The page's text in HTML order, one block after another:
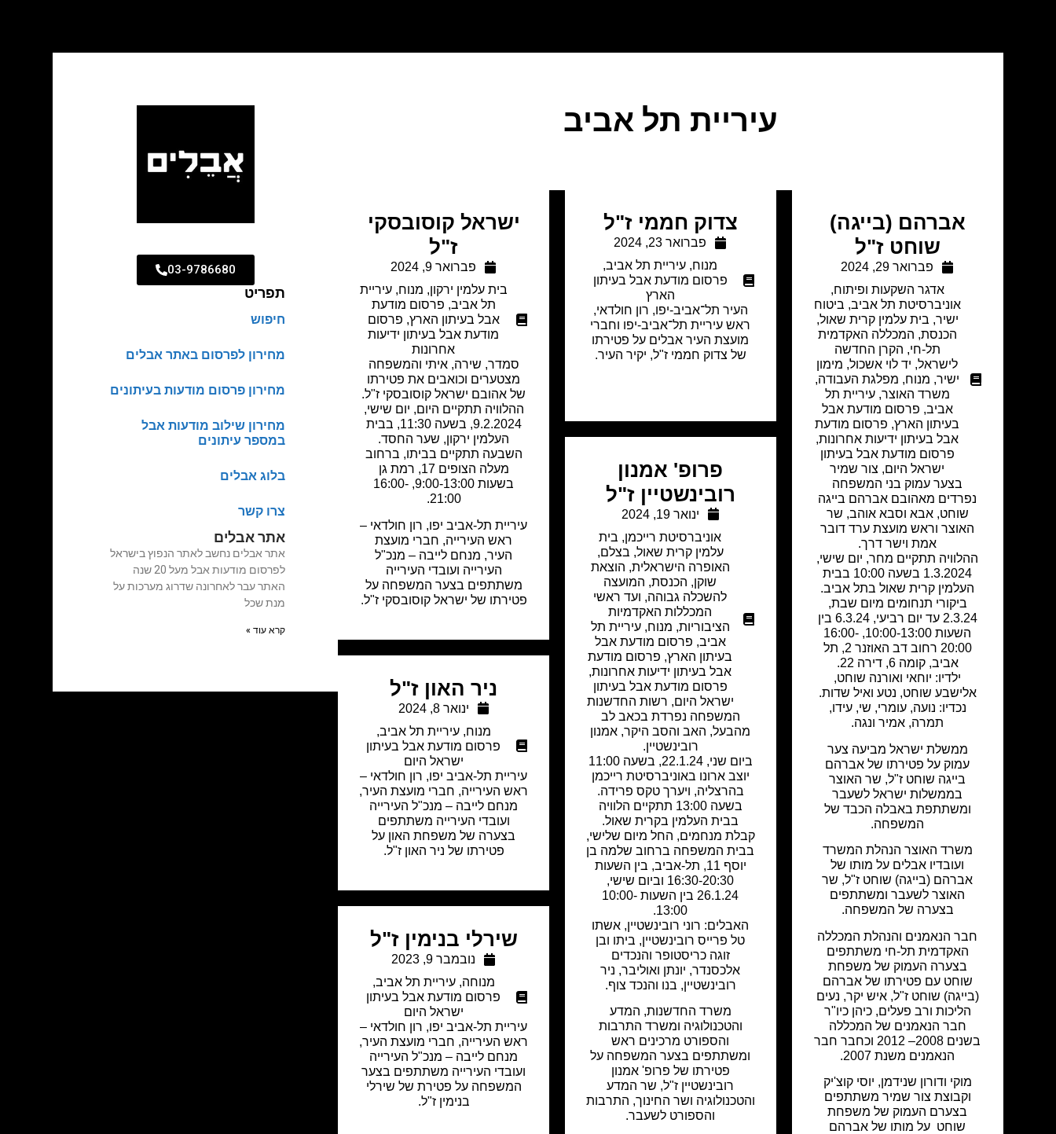
עיריית תל אביב
אברהם (בייגה)
שוחט ז"ל
פברואר 29, 2024
אדגר השקעות ופיתוח,
אוניברסיטת תל אביב, ביטוח
ישיר, בית עלמין קרית שאול,
הכנסת, המכללה האקדמית
תל-חי, הקרן החדשה
לישראל, יד לוי אשכול, מימון
ישיר, מנוח, מפלגת העבודה,
משרד האוצר,עיריית תל
אביב, פרסום מודעת אבל
בעיתון הארץ, פרסום מודעת
אבל בעיתון ידיעות אחרונות,
פרסום מודעת אבל בעיתון
ישראל היום, צור שמיר
בצער עמוק בני המשפחה
נפרדים מאהובם אברהם בייגה
שוחט, אבא וסבא אוהב, שר
האוצר וראש מועצת ערד דובר
אמת וישר דרך.
ההלוויה תתקיים מחר, יום שישי,
1.3.2024 בשעה 10:00 בבית
העלמין קרית שאול בתל אביב.
ביקורי תנחומים מיום שבת,
2.3.24 עד יום רביעי, 6.3.24 בין
השעות 10:00-13:00, 16:00-
20:00 רחוב דב האוזנר 2, תל
אביב, קומה 6, דירה 22.
ילדיו: יוחאי ואורנה שוחט,
אלישבע שוחט, נטע ואיל שדות.
נכדיו: נועה, עומרי, שי, עידו,
תמרה, אמיר ונגה.
ממשלת ישראל מביעה צער
עמוק על פטירתו של אברהם
בייגה שוחט ז"ל, שר האוצר
בממשלות ישראל לשעבר
ומשתתפת באבלה הכבד של
המשפחה.
משרד האוצר הנהלת המשרד
ועובדיו אבלים על מותו של
אברהם (בייגה) שוחט ז"ל, שר
האוצר לשעבר ומשתתפים
בצערה של המשפחה.
חבר הנאמנים והנהלת המכללה
האקדמית תל-חי משתתפים
בצערה העמוק של משפחת
שוחט עם פטירתו של אברהם
(בייגה) שוחט ז"ל, איש יקר, נעים
הליכות ורב פעלים, כיהן כיו"ר
חבר הנאמנים של המכללה
בשנים 2008– 2012 וכחבר חבר
הנאמנים משנת 2007.
מוקי ודורון שנידמן, יוסי קוצ'יק
וקבוצת צור שמיר משתתפים
בצערם העמוק של משפחת
שוחט על מותו של אברהם
צדוק חממי ז"ל
פברואר 23, 2024
מנוח, עיריית תל אביב,
פרסום מודעת אבל בעיתון
הארץ
העיר תל־אביב-יפו, רון חולדאי,
ראש עיריית תל־אביב-יפו וחברי
מועצת העיר אבלים על פטירתו
של צדוק חממי ז"ל, יקיר העיר.
ישראל קוסובסקי
ז"ל
פברואר 9, 2024
בית עלמין ירקון, מנוח,עיריית
תל אביב, פרסום מודעת
אבל בעיתון הארץ, פרסום
מודעת אבל בעיתון ידיעות
אחרונות
סמדר, שירה, איתי והמשפחה
מצטערים וכואבים את פטירתו
של אהובם ישראל קוסובסקי ז"ל.
ההלוויה תתקיים היום, יום שישי,
9.2.2024, בשעה 11:30, בבית
העלמין ירקון, שער החסד.
השבעה תתקיים בביתו, ברחוב
מעלה הצופים 17, רמת גן
בשעות 9:00-13:00, 16:00-
21:00.
עיריית תל-אביב יפו, רון חולדאי –
ראש העירייה, חברי מועצת
העיר, מנחם לייבה – מנכ"ל
העירייה ועובדי העירייה
משתתפים בצער המשפחה על
פטירתו של ישראל קוסובסקי ז"ל.
פרופ' אמנון
רובינשטיין ז"ל
ינואר 19, 2024
אוניברסיטת רייכמן, בית
עלמין קרית שאול, בצלם,
האופרה הישראלית, הוצאת
שוקן, הכנסת, המועצה
להשכלה גבוהה, ועד ראשי
המכללות האקדמיות
הציבוריות, מנוח,עיריית תל
אביב, פרסום מודעת אבל
בעיתון הארץ, פרסום מודעת
אבל בעיתון ידיעות אחרונות,
פרסום מודעת אבל בעיתון
ישראל היום, רשות החדשנות
המשפחה נפרדת בכאב לב
מהבעל, האב והסב היקר, אמנון
רובינשטיין.
ביום שני, 22.1.24, בשעה 11:00
יוצב ארונו באוניברסיטת רייכמן
בהרצליה, ויערך טקס פרידה.
בשעה 13:00 תתקיים הלוויה
בבית העלמין בקרית שאול.
קבלת מנחמים, החל מיום שלישי,
בבית המשפחה ברחוב שלמה בן
יוסף 11, תל-אביב, בין השעות
16:30-20:30 וביום שישי,
26.1.24 בין השעות 10:00-
13:00.
האבלים: רוני רובינשטיין, אשתו
טל פרייס רובינשטיין, ביתו ובן
זוגה כריסטופר והנכדים
אלכסנדר, יונתן ואוליבר, ניר
רובינשטיין, בנו והנכד צוף.
משרד החדשנות, המדע
והטכנולוגיה ומשרד התרבות
והספורט מרכינים ראש
ומשתתפים בצער המשפחה על
פטירתו של פרופ' אמנון
רובינשטיין ז"ל, שר המדע
והטכנולוגיה ושר החינוך, התרבות
והספורט לשעבר.
ניר האון ז"ל
ינואר 8, 2024
מנוח,עיריית תל אביב,
פרסום מודעת אבל בעיתון
ישראל היום
עיריית תל-אביב יפו, רון חולדאי –
ראש העירייה, חברי מועצת העיר,
מנחם לייבה – מנכ"ל העירייה
ועובדי העירייה משתתפים
בצערה של משפחת האון על
פטירתו של ניר האון ז"ל.
שירלי בנימין ז"ל
נובמבר 9, 2023
מנוחה,עיריית תל אביב,
פרסום מודעת אבל בעיתון
ישראל היום
עיריית תל-אביב יפו, רון חולדאי –
ראש העירייה, חברי מועצת העיר,
מנחם לייבה – מנכ"ל העירייה
ועובדי העירייה משתתפים בצער
המשפחה על פטירת של שירלי
בנימין ז"ל.
03-9786680
תפריט
חיפוש
מחירון לפרסום באתר אבלים
מחירון פרסום מודעות בעיתונים
מחירון שילוב מודעות אבל
במספר עיתונים
בלוג אבלים
צרו קשר
אתר אבלים
אתר אבלים נחשב לאתר הנפוץ בישראל
לפרסום מודעות אבל מעל 20 שנה
האתר עבר לאחרונה שדרוג מערכות על
מנת שכל
קרא עוד »